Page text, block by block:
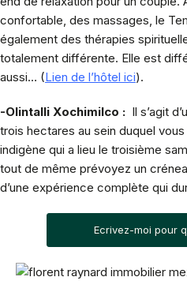
confortable, des massages, le
également des thérapies
totalement différente. Elle est
aussi… (Lien de l’hôtel ici).
-Olintalli Xochimilco : Il s’agit
trois hectares au sein duquel
indigène qui a lieu le troisième
tout de même prévoyez un
d’une expérience complète qui
Ecrivez-moi pour